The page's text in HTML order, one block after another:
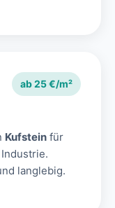
ab 25 €/m²
Kufstein für
langlebig.